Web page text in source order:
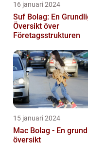
16 januari 2024
Suf Bolag: En
Översikt över
Företagsstrukturen
15 januari 2024
Mac Bolag - En
översikt